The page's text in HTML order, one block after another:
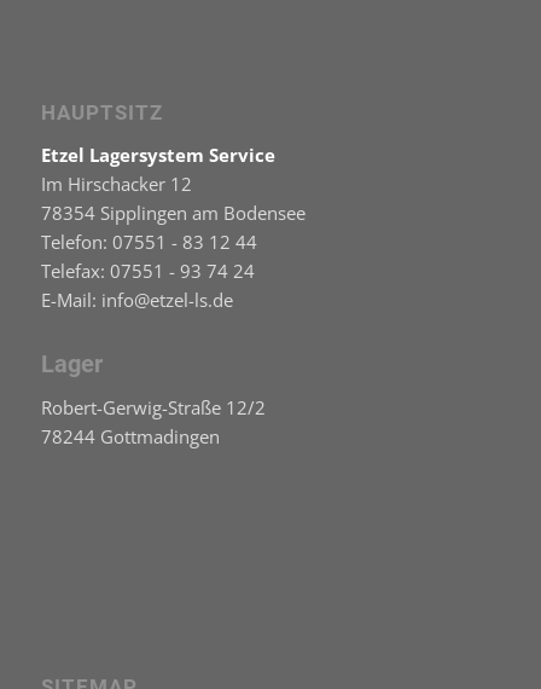
HAUPTSITZ
Etzel Lagersystem Service
Im Hirschacker 12
78354 Sipplingen am Bodensee
Telefon: 07551 - 83 12 44
Telefax: 07551 - 93 74 24
E-Mail: info@etzel-ls.de
Lager
Robert-Gerwig-Straße 12/2
78244 Gottmadingen